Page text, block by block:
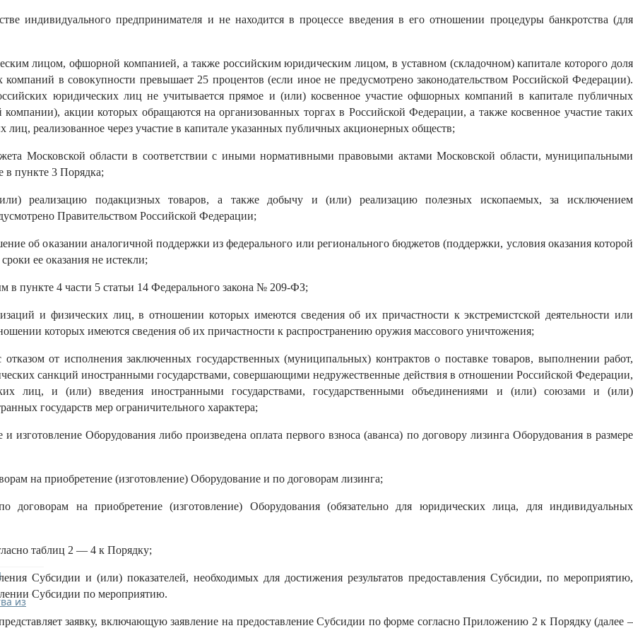
из
индивидуального предпринимателя и не находится в процессе введения в его отношении процедуры банкротства (для
лицом, офшорной компанией, а также российским юридическим лицом, в уставном (складочном) капитале которого доля
в совокупности превышает 25 процентов (если иное не предусмотрено законодательством Российской Федерации).
юридических лиц не учитывается прямое и (или) косвенное участие офшорных компаний в капитале публичных
акции которых обращаются на организованных торгах в Российской Федерации, а также косвенное участие таких
реализованное через участие в капитале указанных публичных акционерных обществ;
Московской области в соответствии с иными нормативными правовыми актами Московской области, муниципальными
в пункте 3 Порядка;
реализацию подакцизных товаров, а также добычу и (или) реализацию полезных ископаемых, за исключением
Правительством Российской Федерации;
об оказании аналогичной поддержки из федерального или регионального бюджетов (поддержки, условия оказания которой
ее оказания не истекли;
пункте 4 части 5 статьи 14 Федерального закона № 209-ФЗ;
и физических лиц, в отношении которых имеются сведения об их причастности к экстремистской деятельности или
которых имеются сведения об их причастности к распространению оружия массового уничтожения;
от исполнения заключенных государственных (муниципальных) контрактов о поставке товаров, выполнении работ,
санкций иностранными государствами, совершающими недружественные действия в отношении Российской Федерации,
лиц, и (или) введения иностранными государствами, государственными объединениями и (или) союзами и (или)
государств мер ограничительного характера;
изготовление Оборудования либо произведена оплата первого взноса (аванса) по договору лизинга Оборудования в размере
на приобретение (изготовление) Оборудование и по договорам лизинга;
договорам на приобретение (изготовление) Оборудования (обязательно для юридических лица, для индивидуальных
таблиц 2 — 4 к Порядку;
Субсидии и (или) показателей, необходимых для достижения результатов предоставления Субсидии, по мероприятию,
Субсидии по мероприятию.
заявку, включающую заявление на предоставление Субсидии по форме согласно Приложению 2 к Порядку (далее –